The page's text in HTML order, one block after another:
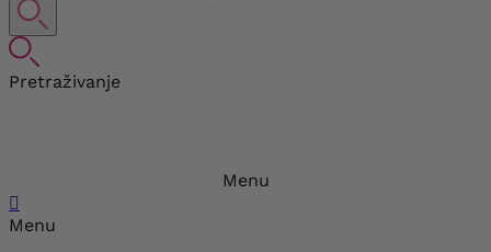
Pretraživanje
Menu

Menu